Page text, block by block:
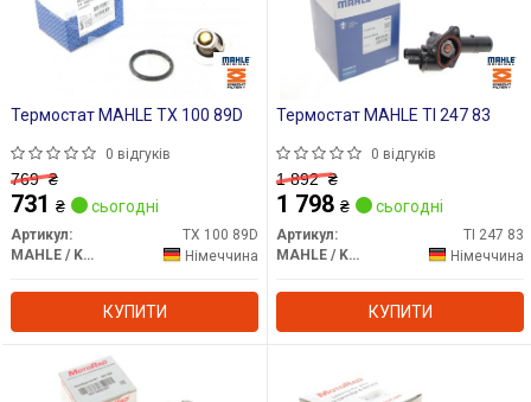
Термостат MAHLE TX 100 89D
0 відгуків
769₴
731 ₴ сьогодні
Артикул:
TX 100 89D
MAHLE / KNECHT
Німеччина
КУПИТИ
Термостат MAHLE TI 247 83
0 відгуків
1 892₴
1 798 ₴ сьогодні
Артикул:
TI 247 83
MAHLE / KNECHT
Німеччина
КУПИТИ